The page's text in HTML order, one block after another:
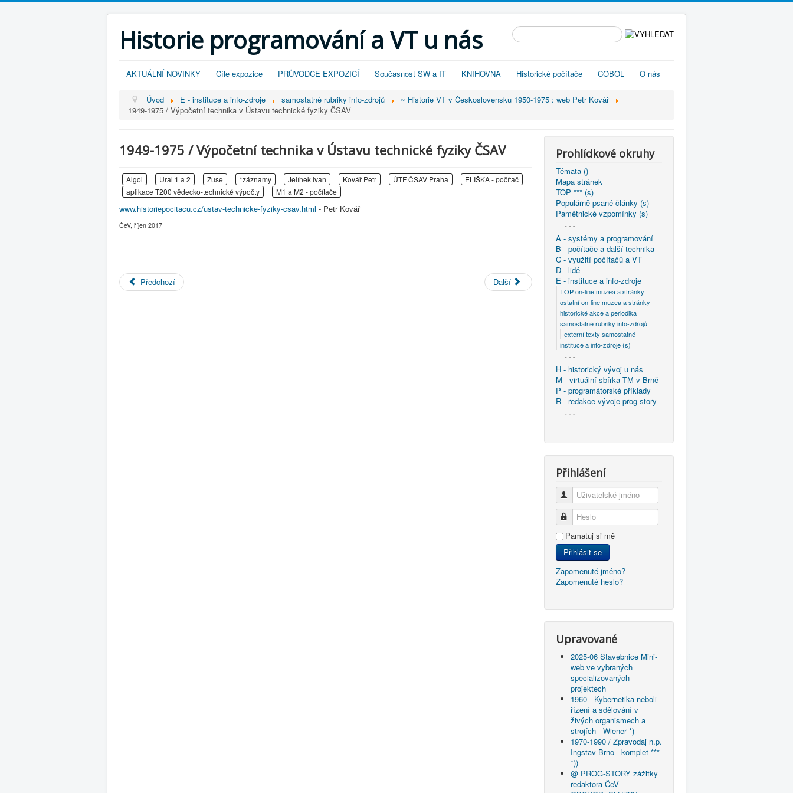
Historie programování a VT u nás Vyhledávání...
AKTUÁLNÍ NOVINKY Cíle expozice PRŮVODCE EXPOZICÍ Současnost SW a IT KNIHOVNA Historické počítače COBOL O nás
Úvod E - instituce a info-zdroje samostatné rubriky info-zdrojů
~ Historie VT v Československu 1950-1975 : web Petr Kovář
1949-1975 / Výpočetní technika v Ústavu technické fyziky ČSAV
1949-1975 / Výpočetní technika v Ústavu technické fyziky ČSAV
Algol Ural 1 a 2 Zuse *záznamy Jelínek Ivan Kovář Petr ÚTF ČSAV Praha
ELIŠKA - počítač
aplikace T200 vědecko-technické výpočty
M1 a M2 - počítače
www.historiepocitacu.cz/ustav-technicke-fyziky-csav.html - Petr Kovář
ČeV, říjen 2017
Předchozí Další
Prohlídkové okruhy
Témata ()
Mapa stránek
TOP *** (s)
Populárně psané články (s)
Pamětnické vzpomínky (s)
- - -
A - systémy a programování
B - počítače a další technika
C - využití počítačů a VT
D - lidé
E - instituce a info-zdroje
TOP on-line muzea a stránky
ostatní on-line muzea a stránky
historické akce a periodika
samostatné rubriky info-zdrojů
externí texty samostatné
instituce a info-zdroje (s)
- - -
H - historický vývoj u nás
M - virtuální sbírka TM v Brně
P - programátorské příklady
R - redakce vývoje prog-story
- - -
Přihlášení
Uživatelské jméno
Heslo
Pamatuj si mě
Přihlásit se
Zapomenuté jméno?
Zapomenuté heslo?
Upravované
2025-06 Stavebnice Mini-
web ve vybraných
specializovaných
projektech
1960 - Kybernetika neboli
řízení a sdělování v
živých organismech a
strojích - Wiener *)
1970-1990 / Zpravodaj n.p.
Ingstav Brno - komplet ***
*))
@ PROG-STORY zážitky
redaktora ČeV